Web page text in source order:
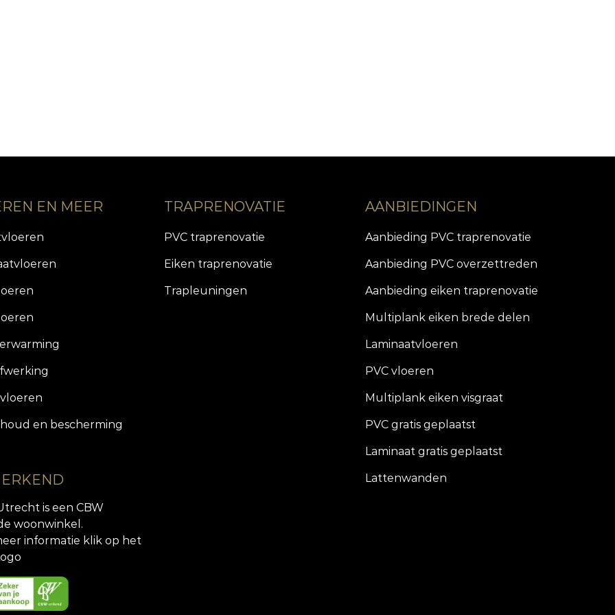
EN MEER
en bescherming
is een CBW
woonwinkel.
informatie klik op het
TRAPRENOVATIE
PVC traprenovatie
Eiken traprenovatie
Trapleuningen
AANBIEDINGEN
Aanbieding PVC traprenovatie
Aanbieding PVC overzettreden
Aanbieding eiken traprenovatie
Multiplank eiken brede delen
Laminaatvloeren
PVC vloeren
Multiplank eiken visgraat
PVC gratis geplaatst
Laminaat gratis geplaatst
Lattenwanden